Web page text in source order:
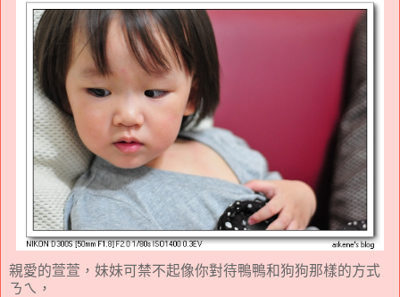
親愛的萱萱，妹妹可禁不起像你對待鴨鴨和狗狗那樣的方式
ㄋㄟ，